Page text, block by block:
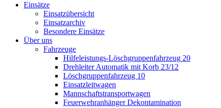
Einsätze
Einsatzübersicht
Einsatzarchiv
Besondere Einsätze
Über uns
Fahrzeuge
Hilfeleistungs-Löschgruppenfahrzeug 20
Drehleiter Automatik mit Korb 23/12
Löschgruppenfahrzeug 10
Einsatzleitwagen
Mannschaftstransportwagen
Feuerwehranhänger Dekontamination